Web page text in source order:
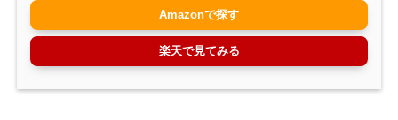
Amazonで探す
楽天で見てみる